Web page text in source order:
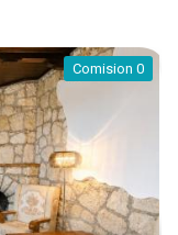
Comision 0